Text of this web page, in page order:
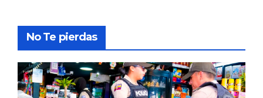
No Te pierdas